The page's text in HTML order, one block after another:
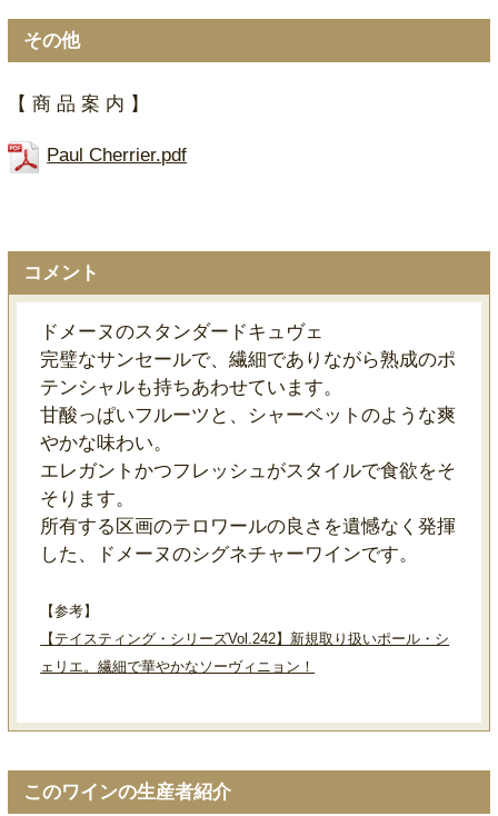
その他
【 商 品 案 内 】
Paul Cherrier.pdf
コメント
ドメーヌのスタンダードキュヴェ
完璧なサンセールで、繊細でありながら熟成のポ
テンシャルも持ちあわせています。
甘酸っぱいフルーツと、シャーベットのような爽
やかな味わい。
エレガントかつフレッシュがスタイルで食欲をそ
そります。
所有する区画のテロワールの良さを遺憾なく発揮
した、ドメーヌのシグネチャーワインです。
【参考】
【テイスティング・シリーズVol.242】新規取り扱いポール・シ
ェリエ。繊細で華やかなソーヴィニョン！
このワインの生産者紹介